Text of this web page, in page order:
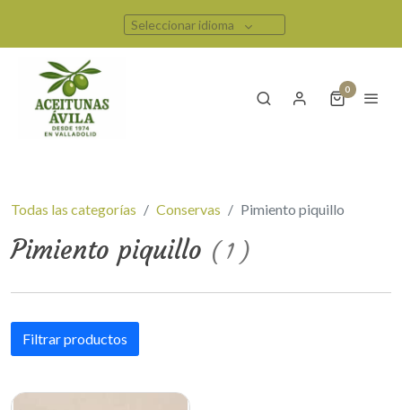
Seleccionar idioma
0
Todas las categorías Conservas Pimiento piquillo
Pimiento piquillo ( 1 )
Filtrar productos